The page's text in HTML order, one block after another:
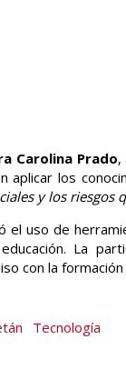
Carolina Prado,
aplicar los
y los
el uso de
La
con la
Tecnología